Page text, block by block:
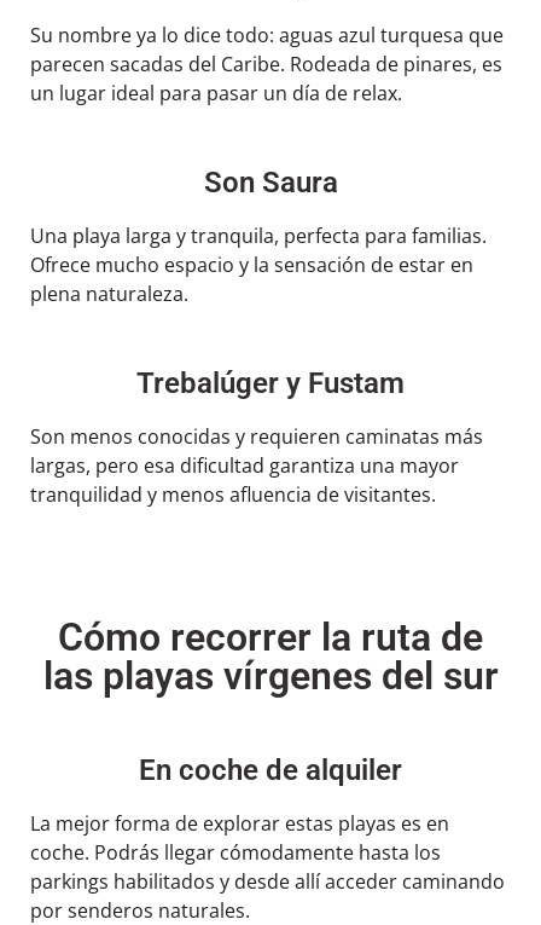
Su nombre ya lo dice todo: aguas azul turquesa que
parecen sacadas del Caribe. Rodeada de pinares, es
un lugar ideal para pasar un día de relax.
Son Saura
Una playa larga y tranquila, perfecta para familias.
Ofrece mucho espacio y la sensación de estar en
plena naturaleza.
Trebalúger y Fustam
Son menos conocidas y requieren caminatas más
largas, pero esa dificultad garantiza una mayor
tranquilidad y menos afluencia de visitantes.
Cómo recorrer la ruta de
las playas vírgenes del sur
En coche de alquiler
La mejor forma de explorar estas playas es en
coche. Podrás llegar cómodamente hasta los
parkings habilitados y desde allí acceder caminando
por senderos naturales.